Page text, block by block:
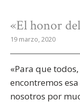
«El honor
19 marzo, 2020
«Para que
encontremos
nosotros por